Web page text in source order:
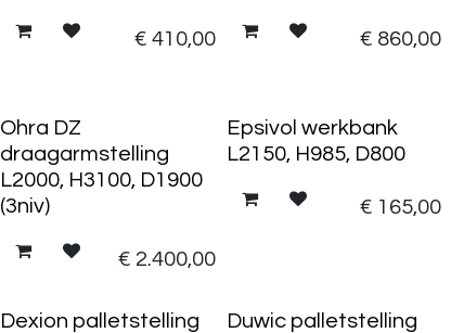
€ 410,00 € 860,00
Ohra DZ
draagarmstelling
L2000, H3100, D1900
(3niv)
€ 2.400,00
Epsivol werkbank
L2150, H985, D800
€ 165,00
Dexion palletstelling
Duwic palletstelling